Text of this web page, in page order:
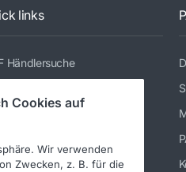
links
Händlersuche
DAF
Cookies auf
Wir verwenden
Zwecken, z. B. für die